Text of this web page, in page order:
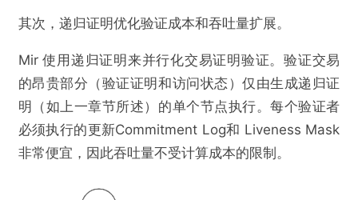
不实信息 违法犯罪 其他
提交
其次，递归证明优化验证成本和吞吐量扩展。
Mir 使用递归证明来并行化交易证明验证。验证交易
的昂贵部分（验证证明和访问状态）仅由生成递归证
明（如上一章节所述）的单个节点执行。每个验证者
必须执行的更新Commitment Log和 Liveness Mask
非常便宜，因此吞吐量不受计算成本的限制。